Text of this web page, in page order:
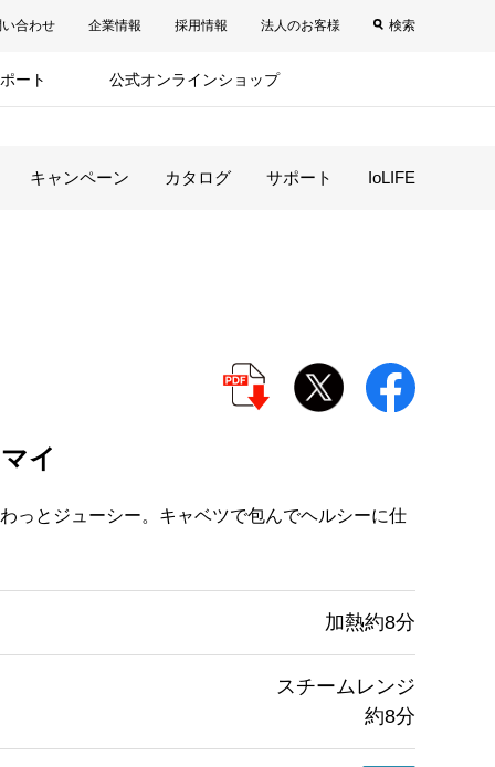
合わせ 企業情報 採用情報 法人のお客様 検索
ート 公式オンラインショップ
キャンペーン カタログ サポート IoLIFE
イ
っとジューシー。キャベツで包んでヘルシーに仕
加熱約8分
スチームレンジ
約8分